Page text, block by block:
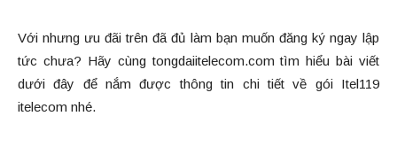
Với nhưng ưu đãi trên đã đủ làm bạn muốn đăng ký ngay lập
tức chưa? Hãy cùng tongdaiitelecom.com tìm hiểu bài viết
dưới đây để nắm được thông tin chi tiết về gói Itel119
itelecom nhé.